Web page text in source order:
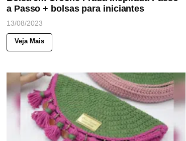
a Passo + bolsas para iniciantes
13/08/2023
Veja Mais